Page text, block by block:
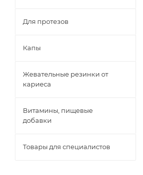
Для протезов
Капы
Жевательные резинки от
кариеса
Витамины, пищевые
добавки
Товары для специалистов